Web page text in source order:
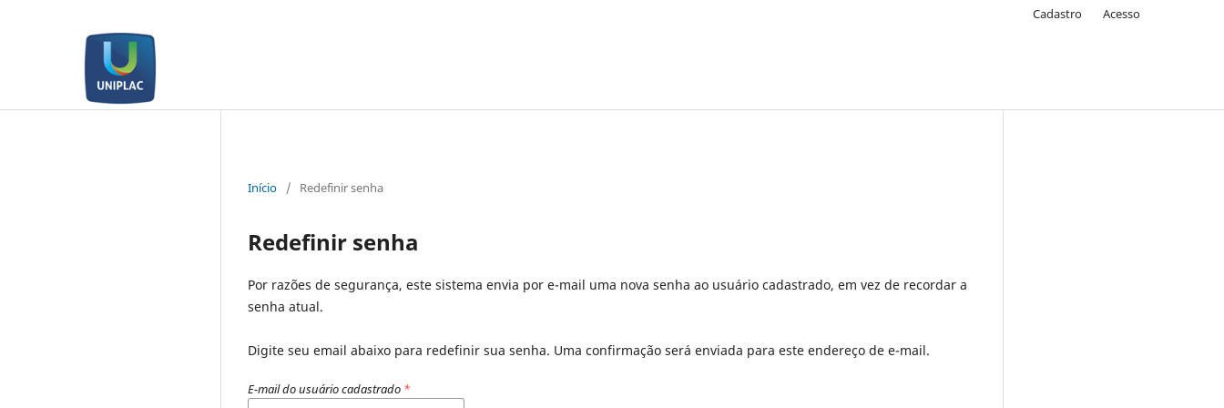
Cadastro Acesso
Início / Redefinir senha
Redefinir senha
Por razões de segurança, este sistema envia por e-mail uma nova senha ao usuário cadastrado, em vez de recordar a
senha atual.
Digite seu email abaixo para redefinir sua senha. Uma confirmação será enviada para este endereço de e-mail.
E-mail do usuário cadastrado *